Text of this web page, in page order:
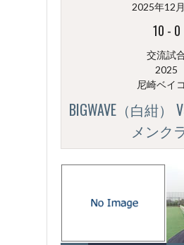
2025年12
10 - 0
交流試
2025
尼崎ベイ
BIGWAVE（白紺）
メンク